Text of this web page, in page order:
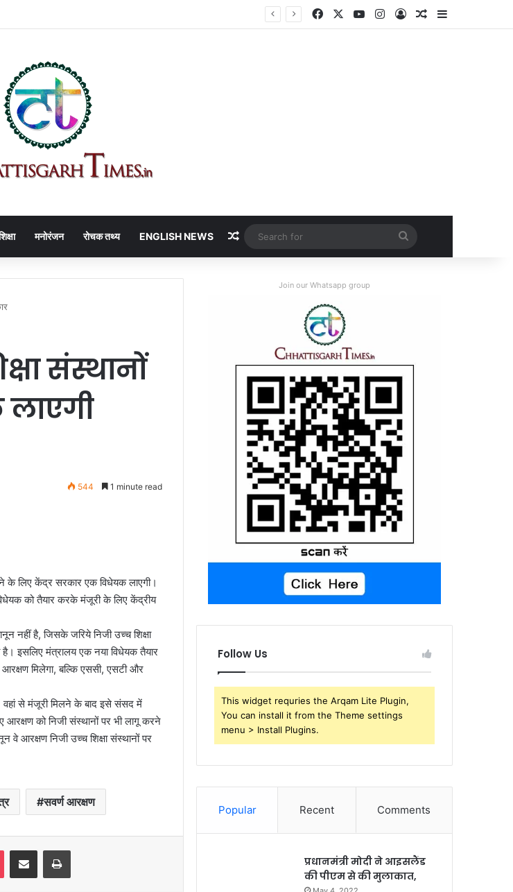
FacebookYouTubeInstagram
Log InRandom Article
Sidebar
मनोरंजन रोचक तथ्य ENGLISH NEWS Random Article
for
संस्थानों
544 1 minute read
के लिए केंद्र सरकार एक विधेयक लाएगी।
को तैयार करके मंजूरी के लिए केंद्रीय
नहीं है, जिसके जरिये निजी उच्च शिक्षा
इसलिए मंत्रालय एक नया विधेयक तैयार
आरक्षण मिलेगा, बल्कि एससी, एसटी और
वहां से मंजूरी मिलने के बाद इसे संसद में
आरक्षण को निजी संस्थानों पर भी लागू करने
आरक्षण निजी उच्च शिक्षा संस्थानों पर
सवर्ण आरक्षण
Pocket Share via Email Print
Join our Whatsapp group
Follow Us
This widget requries the Arqam Lite Plugin,
You can install it from the Theme settings
menu > Install Plugins.
Popular Recent Comments
प्रधानमंत्री मोदी ने आइसलैंड
की पीएम से की मुलाकात,